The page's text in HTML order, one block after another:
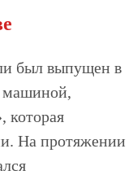
был выпущен в
машиной,
которая
На протяжении